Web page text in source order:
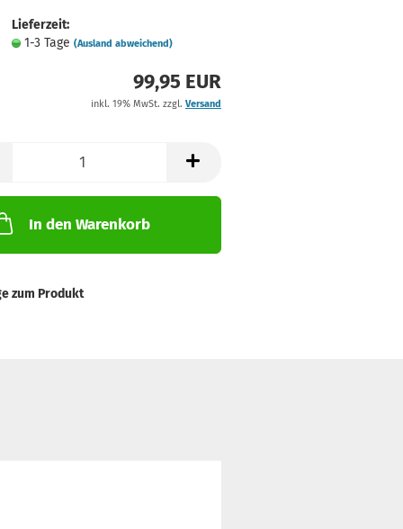
Lieferzeit:
1-3 Tage (Ausland abweichend)
99,95 EUR
inkl. 19% MwSt. zzgl. Versand
In den Warenkorb
zum Produkt